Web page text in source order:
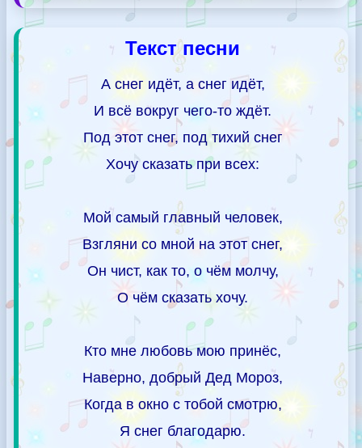
Текст песни
А снег идёт, а снег идёт,
И всё вокруг чего-то ждёт.
Под этот снег, под тихий снег
Хочу сказать при всех:
Мой самый главный человек,
Взгляни со мной на этот снег,
Он чист, как то, о чём молчу,
О чём сказать хочу.
Кто мне любовь мою принёс,
Наверно, добрый Дед Мороз,
Когда в окно с тобой смотрю,
Я снег благодарю.